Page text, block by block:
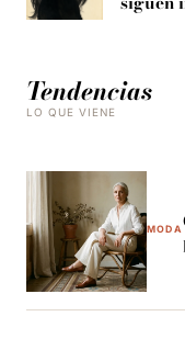
Tendencias
LO QUE VIENE
MODA